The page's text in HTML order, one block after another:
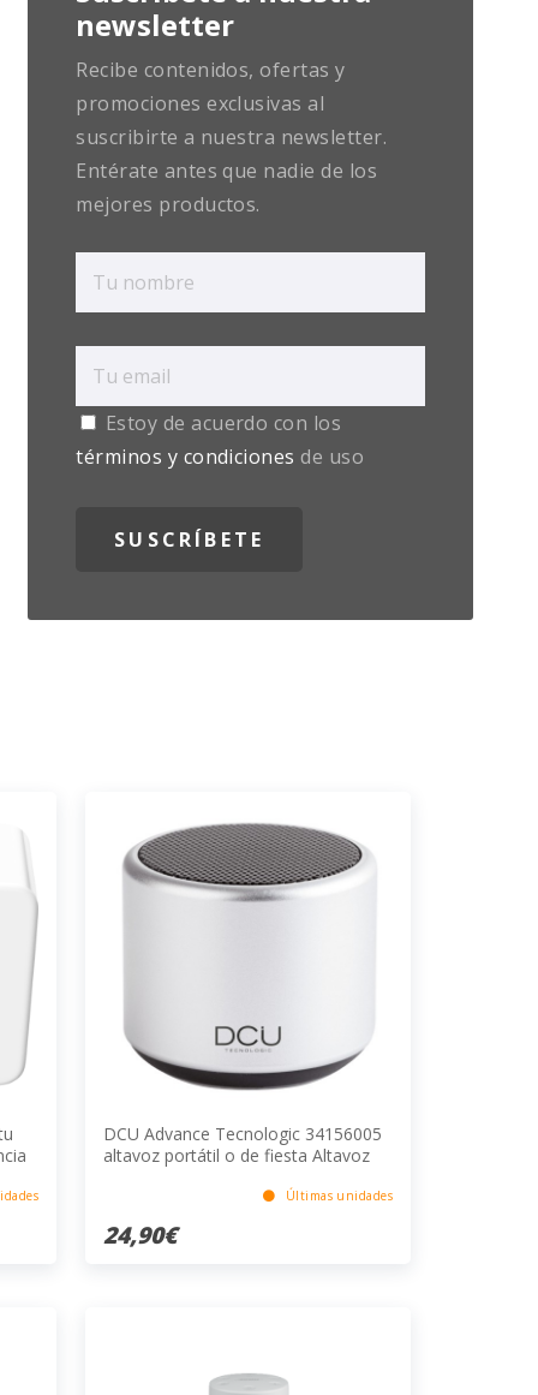
newsletter
Recibe contenidos, ofertas y
promociones exclusivas al
suscribirte a nuestra newsletter.
Entérate antes que nadie de los
mejores productos.
Estoy de acuerdo con los
términos y condiciones de uso
DCU Advance Tecnologic 34156005
altavoz portátil o de fiesta Altavoz
Últimas unidades
24,90€